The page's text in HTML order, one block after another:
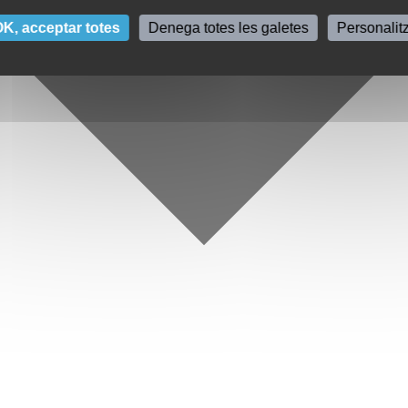
acceptar totes Denega totes les galetes